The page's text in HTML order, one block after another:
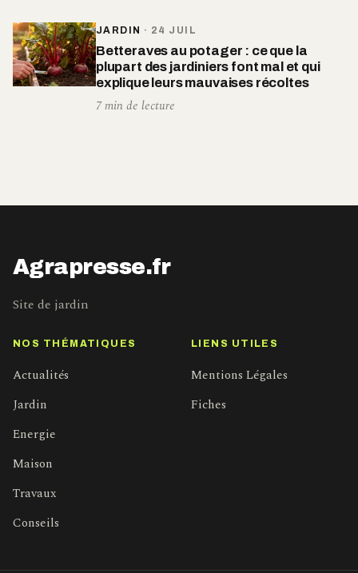
JARDIN · 24 JUIL
Betteraves au potager : ce que la
plupart des jardiniers font mal et qui
explique leurs mauvaises récoltes
7 min de lecture
Agrapresse.fr
Site de jardin
NOS THÉMATIQUES
Actualités
Jardin
Energie
Maison
Travaux
Conseils
LIENS UTILES
Mentions Légales
Fiches